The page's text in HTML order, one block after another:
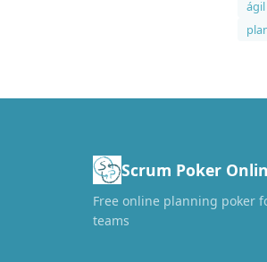
ágil
Scrum Poker
Free online planning poker
teams